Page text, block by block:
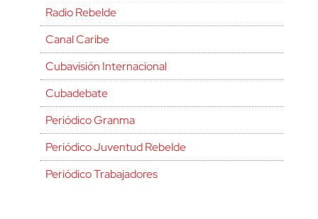
Radio Rebelde
Canal Caribe
Cubavisión Internacional
Cubadebate
Periódico Granma
Periódico Juventud Rebelde
Periódico Trabajadores